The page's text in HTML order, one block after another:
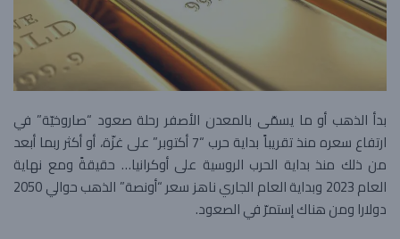
بدأ الذهب أو ما يسمّى بالمعدن الأصفر رحلة صعود “صاروخيّة” في
ارتفاع سعره منذ تقريباً بداية حرب “7 أكتوبر” على غزّة، أو أكثر ربما أبعد
من ذلك منذ بداية الحرب الروسية على أوكرانيا… حقيقةً ومع نهاية
العام 2023 وبداية العام الجاري ناهز سعر “أونصة” الذهب حوالي 2050
دولارا ومن هناك إستمرّ في الصعود.